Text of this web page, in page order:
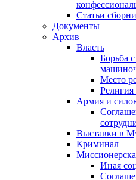
Статьи
Документы
Архив
Власть
Борьба
Место
Религия
Армия и
Выставки в
Криминал
Иная